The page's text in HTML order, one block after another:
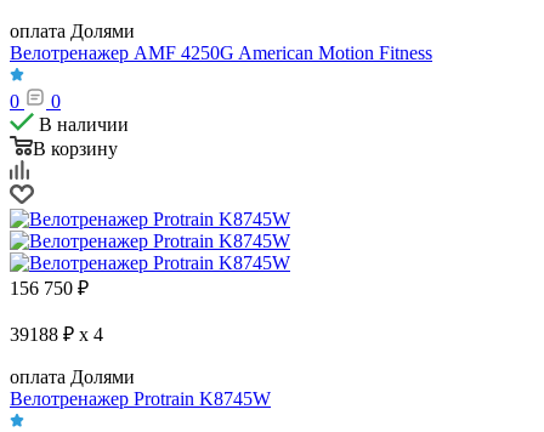
оплата Долями
Велотренажер AMF 4250G American Motion Fitness
0
0
В наличии
В корзину
156 750 ₽
39188 ₽ x 4
оплата Долями
Велотренажер Protrain K8745W